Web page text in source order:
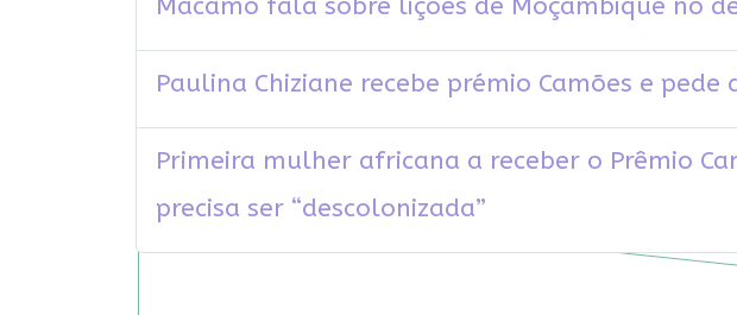
Macamo fala sobre lições de Moçambique no
Paulina Chiziane recebe prémio Camões e
Primeira mulher africana a receber o Prêmio
precisa ser “descolonizada”